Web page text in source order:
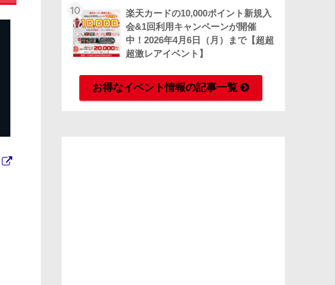
10
楽天カードの10,000ポイント新規入
会&1回利用キャンペーンが開催
中！2026年4月6日（月）まで【超超
超激レアイベント】
お得なイベント情報の記事一覧